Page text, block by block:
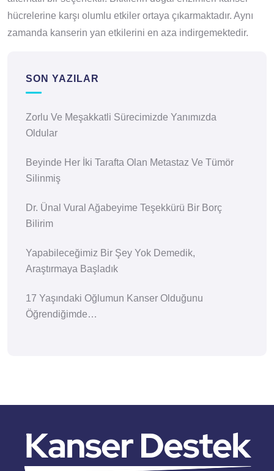
hücrelerine karşı olumlu etkiler ortaya çıkarmaktadır. Aynı
zamanda kanserin yan etkilerini en aza indirgemektedir.
SON YAZILAR
Zorlu Ve Meşakkatli Sürecimizde Yanımızda
Oldular
Beyinde Her İki Tarafta Olan Metastaz Ve Tümör
Silinmiş
Dr. Ünal Vural Ağabeyime Teşekkürü Bir Borç
Bilirim
Yapabileceğimiz Bir Şey Yok Demedik,
Araştırmaya Başladık
17 Yaşındaki Oğlumun Kanser Olduğunu
Öğrendiğimde…